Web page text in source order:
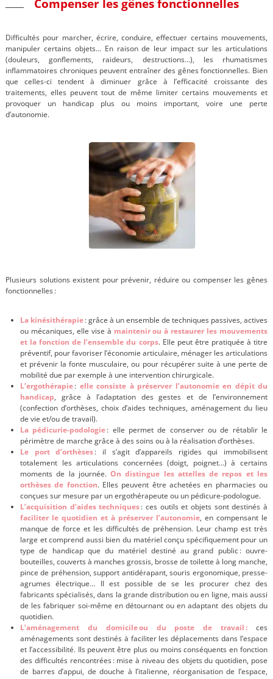
Difficultés pour marcher, écrire, conduire, effectuer certains mouvements,
manipuler certains objets… En raison de leur impact sur les articulations
(douleurs, gonflements, raideurs, destructions…), les rhumatismes
inflammatoires chroniques peuvent entraîner des gênes fonctionnelles. Bien
que celles-ci tendent à diminuer grâce à l’efficacité croissante des
traitements, elles peuvent tout de même limiter certains mouvements et
provoquer un handicap plus ou moins important, voire une perte
d’autonomie.
Plusieurs solutions existent pour prévenir, réduire ou compenser les gênes
fonctionnelles :
La kinésithérapie: grâce à un ensemble de techniques passives, actives
ou mécaniques, elle vise à maintenir ou à restaurer les mouvements
et la fonction de l’ensemble du corps. Elle peut être pratiquée à titre
préventif, pour favoriser l’économie articulaire, ménager les articulations
et prévenir la fonte musculaire, ou pour récupérer suite à une perte de
mobilité due par exemple à une intervention chirurgicale.
L’ergothérapie: elle consiste à préserver l’autonomie en dépit du
handicap, grâce à l’adaptation des gestes et de l’environnement
(confection d’orthèses, choix d’aides techniques, aménagement du lieu
de vie et/ou de travail).
La pédicurie-podologie: elle permet de conserver ou de rétablir le
périmètre de marche grâce à des soins ou à la réalisation d’orthèses.
Le port d’orthèses: il s’agit d’appareils rigides qui immobilisent
totalement les articulations concernées (doigt, poignet…) à certains
moments de la journée.On distingue les attelles de repos et les
orthèses de fonction. Elles peuvent être achetées en pharmacies ou
conçues sur mesure par un ergothérapeute ou un pédicure-podologue.
L’acquisition d’aides techniques: ces outils et objets sont destinés à
faciliter le quotidien et à préserver l’autonomie, en compensant le
manque de force et les difficultés de préhension. Leur champ est très
large et comprend aussi bien du matériel conçu spécifiquement pour un
type de handicap que du matériel destiné au grand public : ouvre-
bouteilles, couverts à manches grossis, brosse de toilette à long manche,
pince de préhension, support antidérapant, souris ergonomique, presse-
agrumes électrique… Il est possible de se les procurer chez des
fabricants spécialisés, dans la grande distribution ou en ligne, mais aussi
de les fabriquer soi-même en détournant ou en adaptant des objets du
quotidien.
L’aménagement du domicile ou du poste de travail : ces
aménagements sont destinés à faciliter les déplacements dans l’espace
et l’accessibilité. Ils peuvent être plus ou moins conséquents en fonction
des difficultés rencontrées : mise à niveau des objets du quotidien, pose
de barres d’appui, de douche à l’italienne, réorganisation de l’espace,